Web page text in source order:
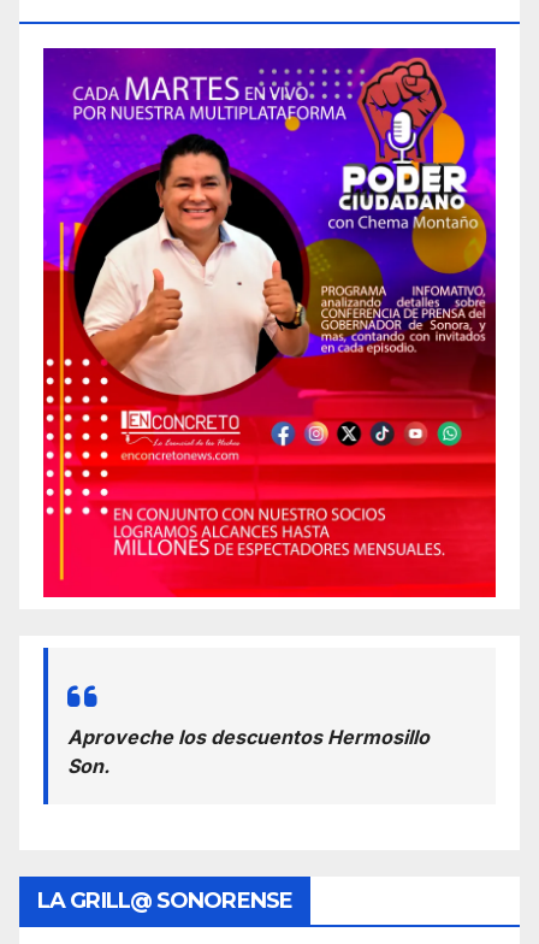
Aproveche los descuentos Hermosillo
Son.
LA GRILL@ SONORENSE